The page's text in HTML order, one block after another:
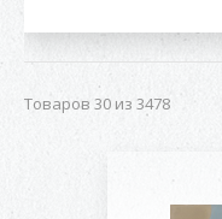
Товаров 30 из 3478